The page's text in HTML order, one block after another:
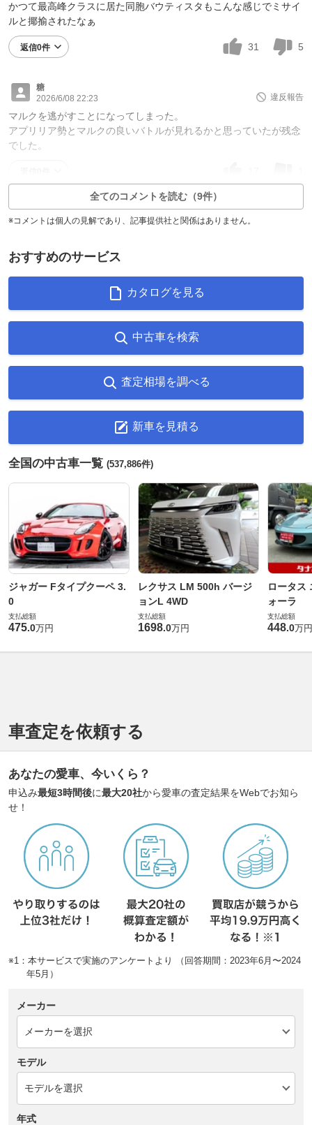
かつて最高峰クラスに居た同胞バウティスタもこんな感じでミサイ
ルと揶揄されたなぁ
返信0件 31 5
糖
2026/6/08 22:23
違反報告
マルクを逃がすことになってしまった。
アプリリア勢とマルクの良いバトルが見れるかと思っていたが残念
でした。
全てのコメントを読む（9件）
※コメントは個人の見解であり、記事提供社と関係はありません。
おすすめのサービス
カタログを見る
中古車を検索
査定相場を調べる
新車を見積る
全国の中古車一覧 (537,886件)
ジャガー Fタイプクーペ 3.
0
支払総額
475.0万円
レクサス LM 500h バージ
ョンL 4WD
支払総額
1698.0万円
ロータス
ォーラ
支払総額
448.0万円
車査定を依頼する
あなたの愛車、今いくら？
申込み最短3時間後に最大20社から愛車の査定結果をWebでお知ら
せ！
※1：本サービスで実施のアンケートより （回答期間：2023年6月〜2024
年5月）
メーカー
モデル
年式